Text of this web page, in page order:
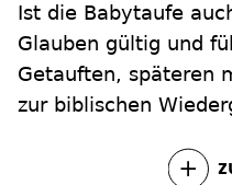
Ist die Babytaufe
Glauben gültig und
Getauften, späteren
zur biblischen